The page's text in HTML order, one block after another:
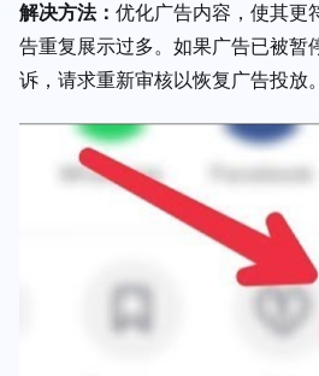
解决方法： 优化广告内容，使其更
告重复展示过多。如果广告已被暂
诉，请求重新审核以恢复广告投放。